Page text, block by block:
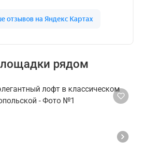
рядом